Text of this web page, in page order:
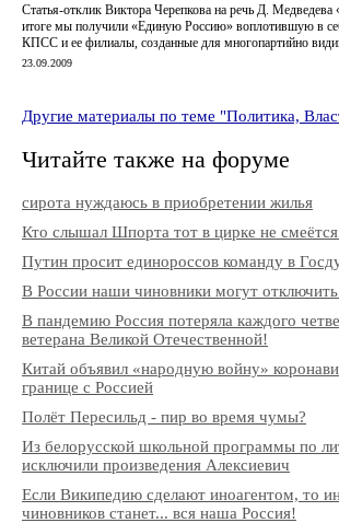
Статья-отклик Виктора Черепкова на речь Д. Медведева
итоге мы получили «Единую Россию» воплотившую в
КПСС и ее филиалы, созданные для многопартийно
23.09.2009
Другие материалы по теме "Политика,
Читайте также на форуме
сирота нуждаюсь в приобретении жилья
Кто слышал Шпорта тот в цирке не
Путин просит единороссов команду в
В России наши чиновники могут отключить
В пандемию Россия потеряла каждого
ветерана Великой Отечественной!
Китай объявил «народную войну»
границе с Россией
Полёт Пересильд - пир во время чумы?
Из белорусской школьной программы по
исключили произведения Алексиевич
Если Википедию сделают иноагентом, то
чиновников станет... вся наша Россия!